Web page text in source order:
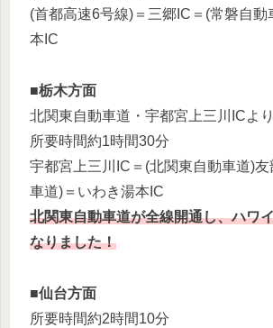
(首都高速6号線)＝三郷IC＝(常磐自動
本IC
■栃木方面
北関東自動車道・宇都宮上三川ICより
所要時間約1時間30分
宇都宮上三川IC＝(北関東自動車道)
車道)＝いわき湯本IC
北関東自動車道が全線開通し、ハワ
なりました！
■仙台方面
所要時間約2時間10分